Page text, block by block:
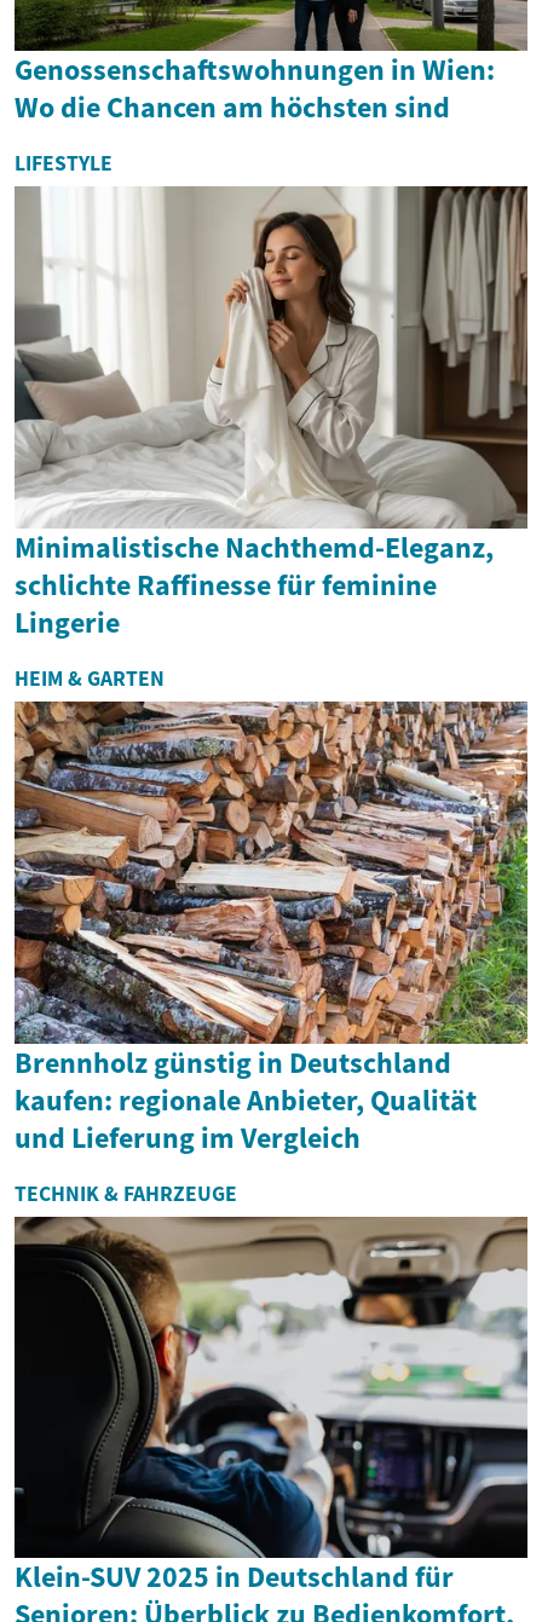
Genossenschaftswohnungen in Wien:
Wo die Chancen am höchsten sind
LIFESTYLE
Minimalistische Nachthemd-Eleganz,
schlichte Raffinesse für feminine
Lingerie
HEIM & GARTEN
Brennholz günstig in Deutschland
kaufen: regionale Anbieter, Qualität
und Lieferung im Vergleich
TECHNIK & FAHRZEUGE
Klein-SUV 2025 in Deutschland für
Senioren: Überblick zu Bedienkomfort,